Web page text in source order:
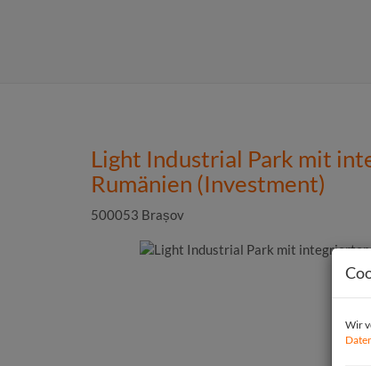
Light Industrial Park mit
Rumänien (Investment)
500053 Brașov
Wir